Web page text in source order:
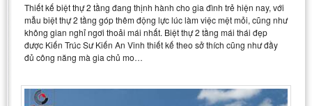
Thiết kế biệt thự 2 tầng đang thịnh hành cho gia đình trẻ hiện nay, với
mẫu biệt thự 2 tầng góp thêm động lực lúc làm việc mệt mỏi, cũng như
không gian nghỉ ngơi thoải mái nhất. Biệt thự 2 tầng mái thái đẹp
được Kiến Trúc Sư Kiến An Vinh thiết kế theo sở thích cũng như đầy
đủ công năng mà gia chủ mo…